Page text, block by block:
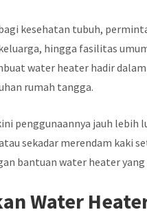
kesehatan tubuh,
hingga fasilitas
water heater hadir
rumah tangga.
penggunaannya jauh lebih
sekadar merendam kaki
bantuan water heater
Water